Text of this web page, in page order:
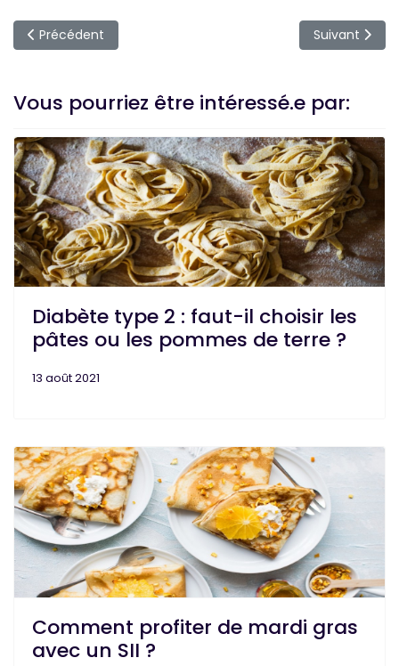
Article précédent : Conseils d'utilisation DIETIS !
Précédent Article
Suivant
Vous pourriez être intéressé.e par:
Diabète type 2 : faut-il choisir les
pâtes ou les pommes de terre ?
13 août 2021
Comment profiter de mardi gras
avec un SII ?